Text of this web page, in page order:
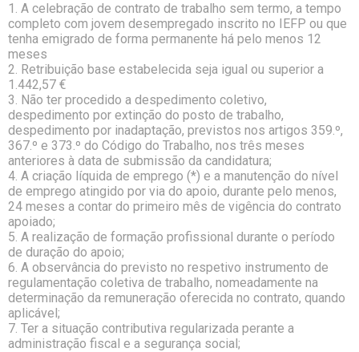
1. A celebração de contrato de trabalho sem termo, a tempo
completo com jovem desempregado inscrito no IEFP ou que
tenha emigrado de forma permanente há pelo menos 12
meses
2. Retribuição base estabelecida seja igual ou superior a
1.442,57 €
3. Não ter procedido a despedimento coletivo,
despedimento por extinção do posto de trabalho,
despedimento por inadaptação, previstos nos artigos 359.º,
367.º e 373.º do Código do Trabalho, nos três meses
anteriores à data de submissão da candidatura;
4. A criação líquida de emprego (*) e a manutenção do nível
de emprego atingido por via do apoio, durante pelo menos,
24 meses a contar do primeiro mês de vigência do contrato
apoiado;
5. A realização de formação profissional durante o período
de duração do apoio;
6. A observância do previsto no respetivo instrumento de
regulamentação coletiva de trabalho, nomeadamente na
determinação da remuneração oferecida no contrato, quando
aplicável;
7. Ter a situação contributiva regularizada perante a
administração fiscal e a segurança social;